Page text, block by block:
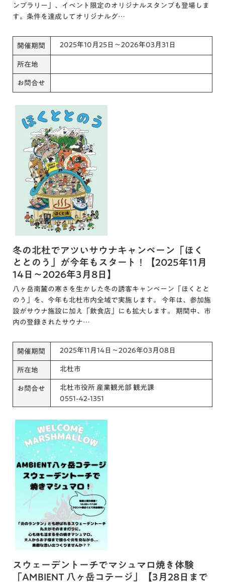
ンプラリー」、イベント限定のオリジナルスタンプも登場しま
す。条件を達成してオリジナルグ…
開催期間 2025年10月25日～2026年03月31日
所在地
お問合せ
冬の北杜でアツいサウナキャンペーン「ほく
ととのう」が今年もスタート！【2025年11月
14日～2026年3月8日】
八ヶ岳南麓の寒さを生かした冬の誘客キャンペーン「ほくとと
のう」を、今年も北杜市内全域で実施します。 今年は、参加施
設がサウナ施設に加え「飲食店」にも拡大します。 期間中、市
内の登録されたサウナ…
開催期間 2025年11月14日～2026年03月08日
所在地 北杜市
お問合せ
北杜市役所 産業観光部 観光課
0551-42-1351
スウェーデントーチでマシュマロ焼き体験
「AMBIENT 八ヶ岳コテージ」【3月28日まで